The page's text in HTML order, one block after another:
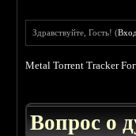
Здравствуйте, Гость! (Вход
Metal Torrent Tracker
Вопрос о